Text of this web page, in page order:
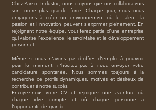
Chez Parisot Industrie, nous croyons que nos collaborateurs
sont notre plus grande force. Chaque jour, nous nous
engageons à créer un environnement où le talent, la
passion et l'innovation peuvent s'exprimer pleinement. En
rejoignant notre équipe, vous ferez partie d'une entreprise
qui valorise l'excellence, le savoir-faire et le développement
personnel.
Même si nous n'avons pas d'offres d'emploi à pourvoir
pour le moment, n'hésitez pas à nous envoyer votre
candidature spontanée. Nous sommes toujours à la
recherche de profils dynamiques, motivés et désireux de
contribuer à notre succès.
Envoyez-nous votre CV et rejoignez une aventure où
chaque idée compte et où chaque personne a
l'opportunité de grandir.